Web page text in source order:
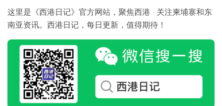
这里是《西港日记》官方网站，聚焦西港 · 关注柬埔寨和东
南亚资讯。西港日记，每日更新，值得期待！